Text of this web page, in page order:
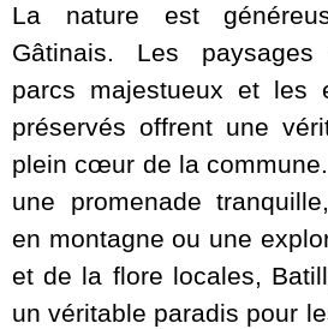
La nature est
Gâtinais. Les
parcs majestueux et les
préservés offrent une
plein cœur de la
une promenade
en montagne ou une
et de la flore locales,
un véritable paradis pour